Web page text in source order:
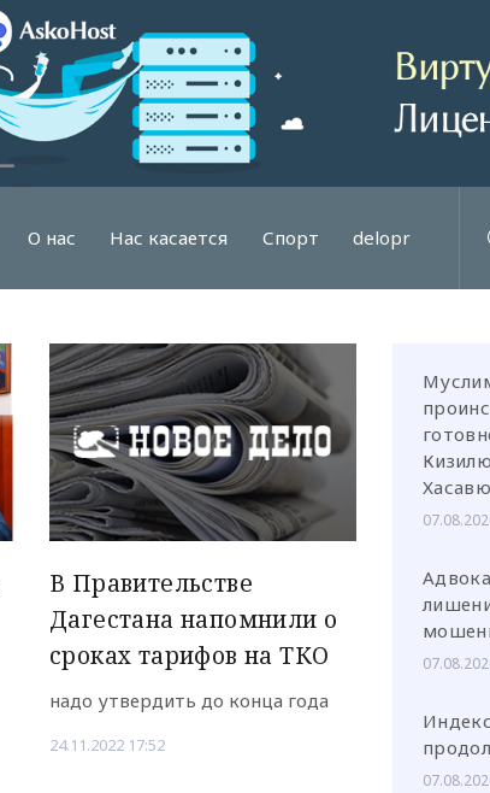
О нас Нас касается Спорт delopr
или через соц.
В Правительстве
Дагестана напомнили о
сроках тарифов на ТКО
надо утвердить до конца года
24.11.2022 17:52